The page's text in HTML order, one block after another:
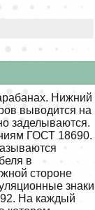
Нижний
выводится на
заделываются.
ГОСТ 18690.
в
стороне
знаки
На каждый